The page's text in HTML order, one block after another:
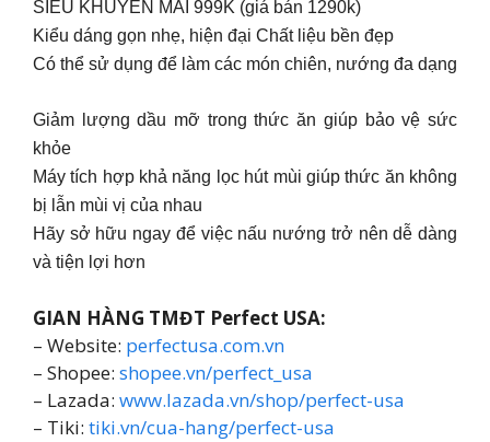
SIÊU KHUYẾN MÃI 999K (giá bán 1290k)
Kiểu dáng gọn nhẹ, hiện đại Chất liệu bền đẹp
Có thể sử dụng để làm các món chiên, nướng đa dạng
Giảm lượng dầu mỡ trong thức ăn giúp bảo vệ sức
khỏe
Máy tích hợp khả năng lọc hút mùi giúp thức ăn không
bị lẫn mùi vị của nhau
Hãy sở hữu ngay để việc nấu nướng trở nên dễ dàng
và tiện lợi hơn
GIAN HÀNG TMĐT Perfect USA:
– Website: perfectusa.com.vn
– Shopee: shopee.vn/perfect_usa
– Lazada: www.lazada.vn/shop/perfect-usa
– Tiki: tiki.vn/cua-hang/perfect-usa